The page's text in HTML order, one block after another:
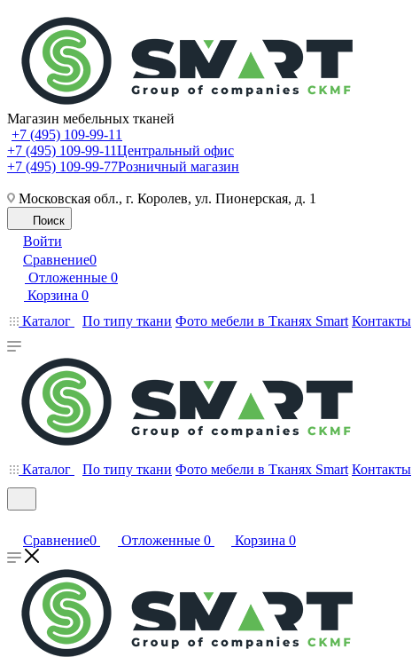
Магазин мебельных тканей
+7 (495) 109-99-11
+7 (495) 109-99-11Центральный офис
+7 (495) 109-99-77Розничный магазин
Московская обл., г. Королев, ул. Пионерская, д. 1
Поиск
Войти
Сравнение0
Отложенные 0
Корзина 0
Каталог
По типу ткани Фото мебели в Тканях Smart Контакты
Каталог По типу ткани Фото мебели в Тканях Smart Контакты
Сравнение0 Отложенные 0 Корзина 0